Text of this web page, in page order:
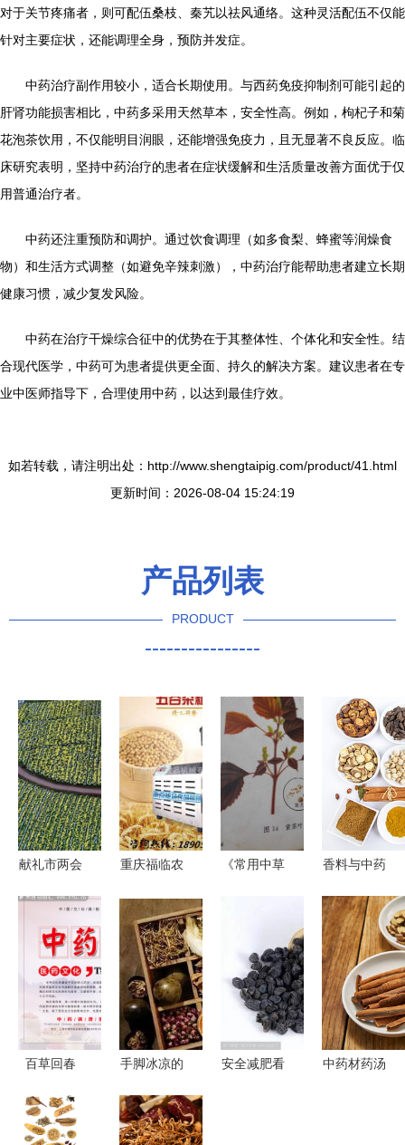
对于关节疼痛者，则可配伍桑枝、秦艽以祛风通络。这种灵活配伍不仅能
针对主要症状，还能调理全身，预防并发症。
中药治疗副作用较小，适合长期使用。与西药免疫抑制剂可能引起的
肝肾功能损害相比，中药多采用天然草本，安全性高。例如，枸杞子和菊
花泡茶饮用，不仅能明目润眼，还能增强免疫力，且无显著不良反应。临
床研究表明，坚持中药治疗的患者在症状缓解和生活质量改善方面优于仅
用普通治疗者。
中药还注重预防和调护。通过饮食调理（如多食梨、蜂蜜等润燥食
物）和生活方式调整（如避免辛辣刺激），中药治疗能帮助患者建立长期
健康习惯，减少复发风险。
中药在治疗干燥综合征中的优势在于其整体性、个体化和安全性。结
合现代医学，中药可为患者提供更全面、持久的解决方案。建议患者在专
业中医师指导下，合理使用中药，以达到最佳疗效。
如若转载，请注明出处：http://www.shengtaipig.com/product/41.html
更新时间：2026-08-04 15:24:19
产品列表
PRODUCT
----------------
献礼市两会
擎，奋力追
赶跨越开启
新时代征程
重庆福临农
限责任公司
深耕果蔬与
中药材产业
的绿色先锋
《常用中草
期的中医药
视觉记忆与
实用汇编
香料与中药
觉美学与草
本智慧
百草回春
文化海报的
手脚冰凉的
学会这些中
安全减肥看
中药材药汤